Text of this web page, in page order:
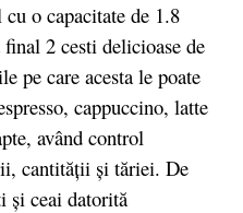
o capacitate de 1.8
2 cesti delicioase de
pe care acesta le poate
cappuccino, latte
având control
cantității și tăriei. De
și ceai datorită